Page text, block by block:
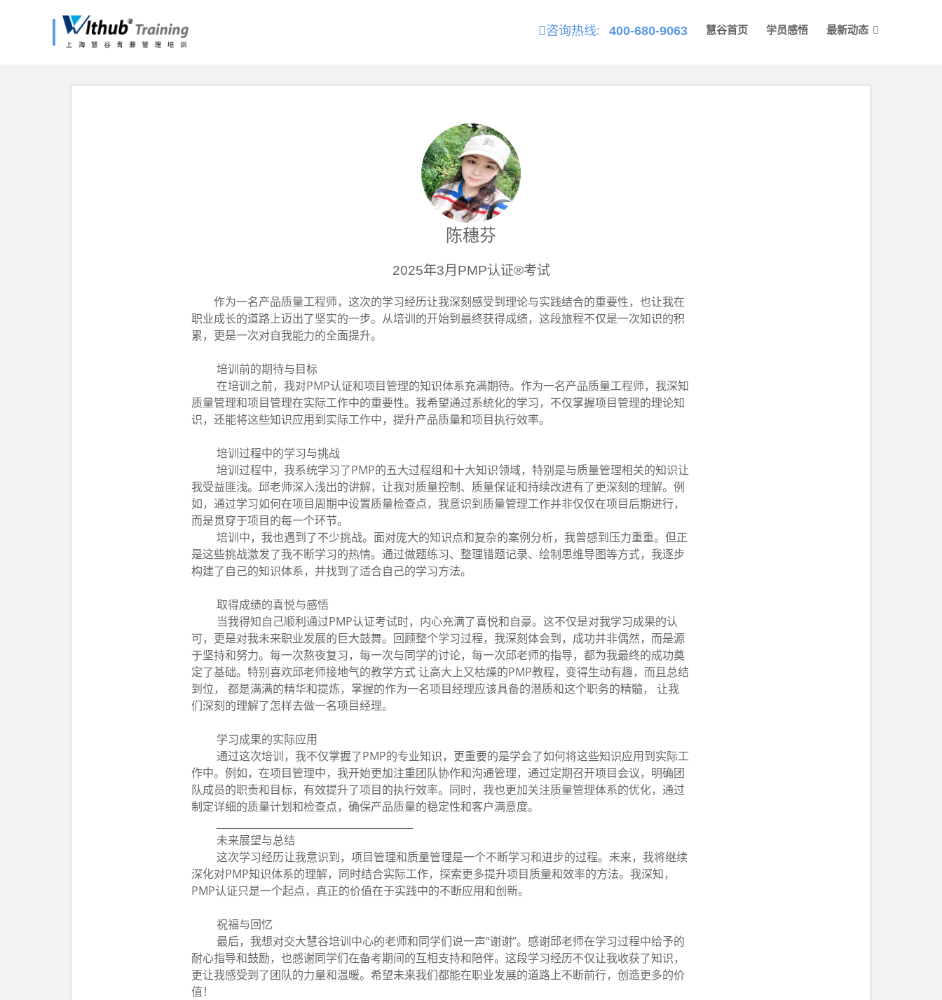
咨询热线: 400-680-9063 慧谷首页 学员感悟 最新动态
陈穗芬
2025年3月PMP认证®考试
作为一名产品质量工程师，这次的学习经历让我深刻感受到理论与实践结合的重要性，也让我在
职业成长的道路上迈出了坚实的一步。从培训的开始到最终获得成绩，这段旅程不仅是一次知识的积
累，更是一次对自我能力的全面提升。
培训前的期待与目标
在培训之前，我对PMP认证和项目管理的知识体系充满期待。作为一名产品质量工程师，我深知
质量管理和项目管理在实际工作中的重要性。我希望通过系统化的学习，不仅掌握项目管理的理论知
识，还能将这些知识应用到实际工作中，提升产品质量和项目执行效率。
培训过程中的学习与挑战
培训过程中，我系统学习了PMP的五大过程组和十大知识领域，特别是与质量管理相关的知识让
我受益匪浅。邱老师深入浅出的讲解，让我对质量控制、质量保证和持续改进有了更深刻的理解。例
如，通过学习如何在项目周期中设置质量检查点，我意识到质量管理工作并非仅仅在项目后期进行，
而是贯穿于项目的每一个环节。
培训中，我也遇到了不少挑战。面对庞大的知识点和复杂的案例分析，我曾感到压力重重。但正
是这些挑战激发了我不断学习的热情。通过做题练习、整理错题记录、绘制思维导图等方式，我逐步
构建了自己的知识体系，并找到了适合自己的学习方法。
取得成绩的喜悦与感悟
当我得知自己顺利通过PMP认证考试时，内心充满了喜悦和自豪。这不仅是对我学习成果的认
可，更是对我未来职业发展的巨大鼓舞。回顾整个学习过程，我深刻体会到，成功并非偶然，而是源
于坚持和努力。每一次熬夜复习，每一次与同学的讨论，每一次邱老师的指导，都为我最终的成功奠
定了基础。特别喜欢邱老师接地气的教学方式 让高大上又枯燥的PMP教程，变得生动有趣，而且总结
到位， 都是满满的精华和提炼，掌握的作为一名项目经理应该具备的潜质和这个职务的精髓， 让我
们深刻的理解了怎样去做一名项目经理。
学习成果的实际应用
通过这次培训，我不仅掌握了PMP的专业知识，更重要的是学会了如何将这些知识应用到实际工
作中。例如，在项目管理中，我开始更加注重团队协作和沟通管理，通过定期召开项目会议，明确团
队成员的职责和目标，有效提升了项目的执行效率。同时，我也更加关注质量管理体系的优化，通过
制定详细的质量计划和检查点，确保产品质量的稳定性和客户满意度。
未来展望与总结
这次学习经历让我意识到，项目管理和质量管理是一个不断学习和进步的过程。未来，我将继续
深化对PMP知识体系的理解，同时结合实际工作，探索更多提升项目质量和效率的方法。我深知，
PMP认证只是一个起点，真正的价值在于实践中的不断应用和创新。
祝福与回忆
最后，我想对交大慧谷培训中心的老师和同学们说一声“谢谢”。感谢邱老师在学习过程中给予的
耐心指导和鼓励，也感谢同学们在备考期间的互相支持和陪伴。这段学习经历不仅让我收获了知识，
更让我感受到了团队的力量和温暖。希望未来我们都能在职业发展的道路上不断前行，创造更多的价
值！